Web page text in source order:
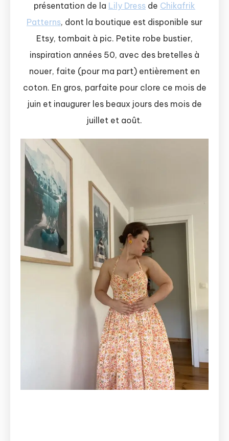
présentation de la Lily Dress de Chikafrik
Patterns, dont la boutique est disponible sur
Etsy, tombait à pic. Petite robe bustier,
inspiration années 50, avec des bretelles à
nouer, faite (pour ma part) entièrement en
coton. En gros, parfaite pour clore ce mois de
juin et inaugurer les beaux jours des mois de
juillet et août.